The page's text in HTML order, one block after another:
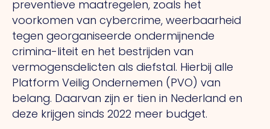
preventieve maatregelen, zoals het
voorkomen van cybercrime, weerbaarheid
tegen georganiseerde ondermijnende
crimina-liteit en het bestrijden van
vermogensdelicten als diefstal. Hierbij alle
Platform Veilig Ondernemen (PVO) van
belang. Daarvan zijn er tien in Nederland en
deze krijgen sinds 2022 meer budget.